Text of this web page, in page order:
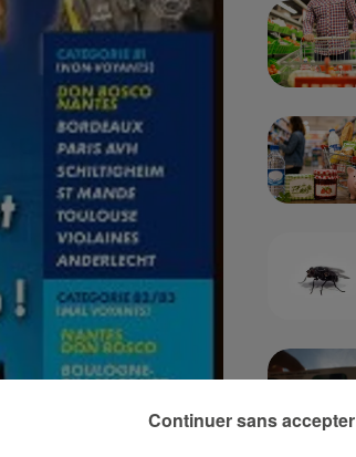
à Saint-Etienne, dans
Il s'agit de la première
Continuer sans accepter